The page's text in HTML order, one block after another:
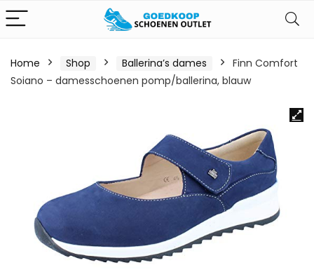
Home Shop Ballerina’s dames
Finn Comfort
Soiano – damesschoenen pomp/ballerina, blauw